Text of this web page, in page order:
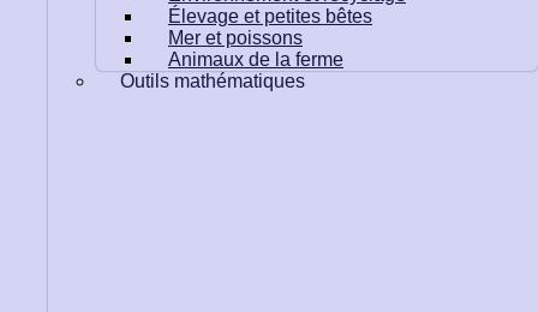
Élevage et petites bêtes
Mer et poissons
Animaux de la ferme
Outils mathématiques